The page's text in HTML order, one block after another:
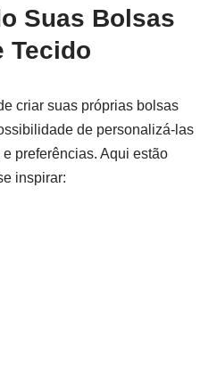
Suas Bolsas
Tecido
criar suas próprias bolsas
de personalizá-las
preferências. Aqui estão
inspirar: